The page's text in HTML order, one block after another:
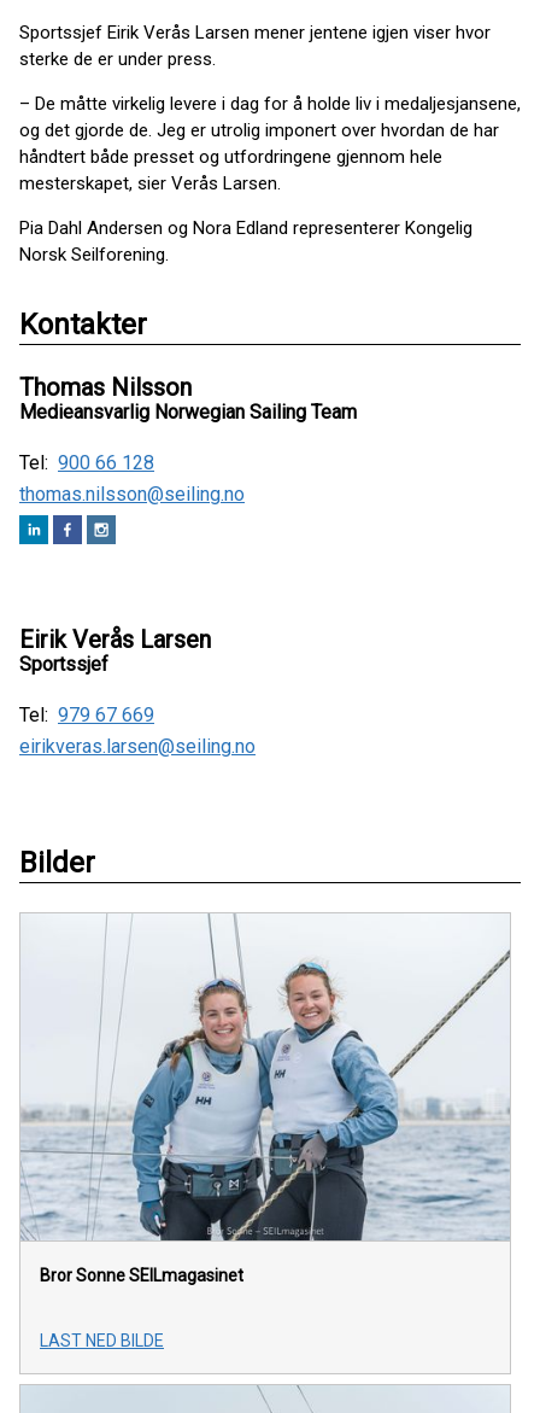
Sportssjef Eirik Verås Larsen mener jentene igjen viser hvor
sterke de er under press.
– De måtte virkelig levere i dag for å holde liv i medaljesjansene,
og det gjorde de. Jeg er utrolig imponert over hvordan de har
håndtert både presset og utfordringene gjennom hele
mesterskapet, sier Verås Larsen.
Pia Dahl Andersen og Nora Edland representerer Kongelig
Norsk Seilforening.
Kontakter
Thomas Nilsson
Medieansvarlig Norwegian Sailing Team
Tel: 900 66 128
thomas.nilsson@seiling.no
Eirik Verås Larsen
Sportssjef
Tel: 979 67 669
eirikveras.larsen@seiling.no
Bilder
Bror SonneSEILmagasinet
LAST NED BILDE